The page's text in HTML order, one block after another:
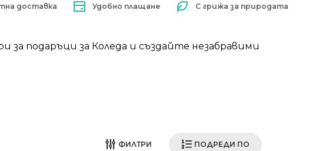
доставка Удобно плащане С грижа за природата
подаръци за Коледа и създайте незабравими
ФИЛТРИ ПОДРЕДИ ПО